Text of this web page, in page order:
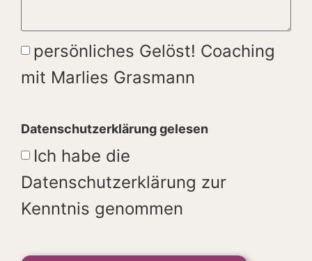
persönliches Gelöst! Coaching
mit Marlies Grasmann
Datenschutzerklärung gelesen
Ich habe die
Datenschutzerklärung zur
Kenntnis genommen